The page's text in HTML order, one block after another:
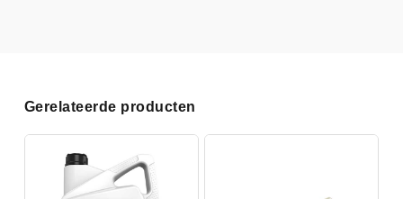
Gerelateerde producten